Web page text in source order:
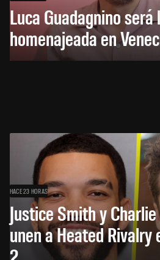
Luca Guadagnino
homenajeada en
HACE 23 HORAS
Justice Smith y
unen a Heated Rivalry